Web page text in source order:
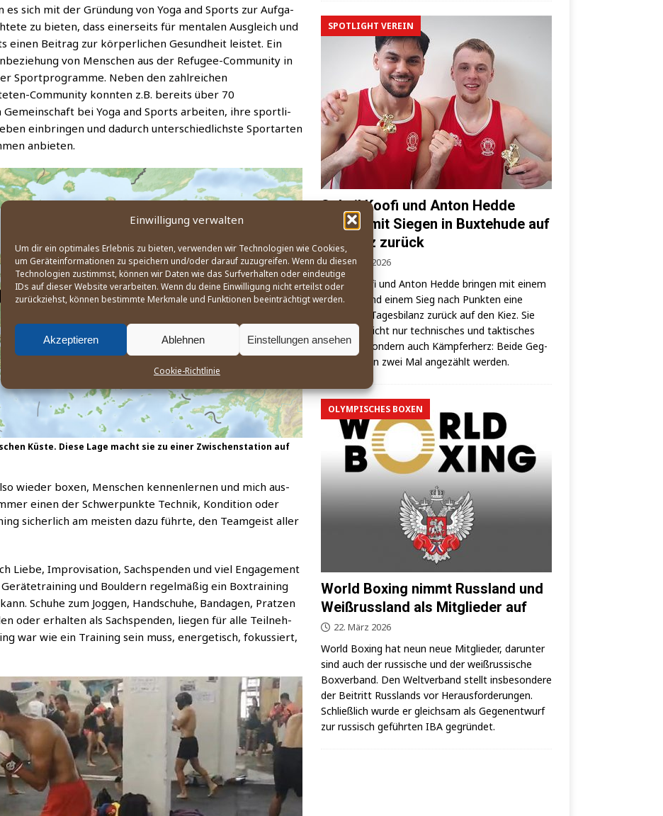
Einwilligung verwalten
Um dir ein optimales Erlebnis zu bieten, verwenden wir Technologien wie Cookies,
um Geräteinformationen zu speichern und/oder darauf zuzugreifen. Wenn du diesen
Technologien zustimmst, können wir Daten wie das Surfverhalten oder eindeutige
IDs auf dieser Website verarbeiten. Wenn du deine Einwilligung nicht erteilst oder
zurückziehst, können bestimmte Merkmale und Funktionen beeinträchtigt werden.
Akzeptieren Ablehnen Einstellungen ansehen
Cookie-Richtlinie
sich mit der Grün­dung von Yoga and Sports zur Auf­ga­
zu bie­ten, dass einer­seits für men­ta­len Aus­gleich und
einen Bei­trag zur kör­per­li­chen Gesund­heit leis­tet. Ein
von Men­schen aus der Refu­gee-Com­mu­ni­ty in
Sport­pro­gram­me. Neben den zahl­rei­chen
Com­mu­ni­ty konn­ten z.B. bereits über 70
bei Yoga and Sports arbei­ten, ihre sport­li­
ein­brin­gen und dadurch unter­schied­lichs­te Sport­ar­ten
anbieten.
Küs­te. Die­se Lage macht sie zu einer Zwi­schen­sta­ti­on auf
wie­der boxen, Men­schen ken­nen­ler­nen und mich aus­
einen der Schwer­punk­te Tech­nik, Kon­di­ti­on oder
sicher­lich am meis­ten dazu führ­te, den Team­geist aller
Lie­be, Impro­vi­sa­ti­on, Sach­spen­den und viel Enga­ge­ment
und Bould­ern regel­mä­ßig ein Box­trai­ning
Schu­he zum Jog­gen, Hand­schu­he, Ban­da­gen, Prat­zen
oder erhal­ten als Sach­spen­den, lie­gen für alle Teil­neh­
war wie ein Trai­ning sein muss, ener­ge­tisch, fokus­siert,
SPOTLIGHT VEREIN
Sohail Koofi und Anton Hedde
kehren mit Siegen in Buxtehude auf
den Kiez zurück
29. März 2026
Sohail Koo­fi und Anton Hed­de brin­gen mit einem
RSC-Sieg und einem Sieg nach Punk­ten eine
makel­lo­se Tages­bi­lanz zurück auf den Kiez. Sie
bewie­sen nicht nur tech­ni­sches und tak­ti­sches
Geschick, son­dern auch Kämp­fer­herz: Bei­de Geg­
ner muss­ten zwei Mal ange­zählt werden.
OLYMPISCHES BOXEN
World Boxing nimmt Russland und
Weißrussland als Mitglieder auf
22. März 2026
World Boxing hat neun neue Mit­glie­der, dar­un­ter
sind auch der rus­si­sche und der weiß­rus­si­sche
Box­ver­band. Den Welt­ver­band stellt ins­be­son­de­re
der Bei­tritt Russ­lands vor Her­aus­for­de­run­gen.
Schließ­lich wur­de er gleich­sam als Gegen­ent­wurf
zur rus­sisch geführ­ten IBA gegründet.